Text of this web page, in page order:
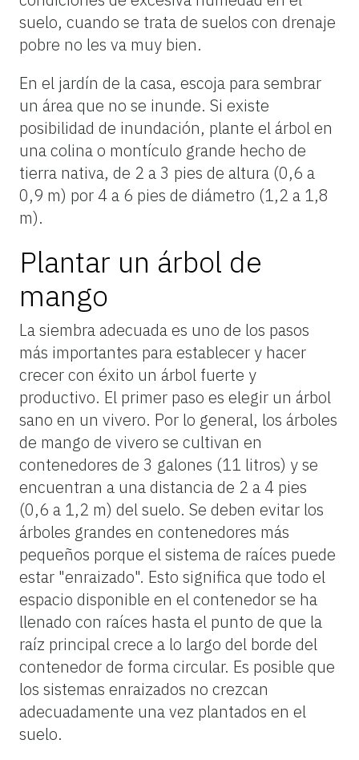
suelo, cuando se trata de suelos con drenaje
pobre no les va muy bien.
En el jardín de la casa, escoja para sembrar
un área que no se inunde. Si existe
posibilidad de inundación, plante el árbol en
una colina o montículo grande hecho de
tierra nativa, de 2 a 3 pies de altura (0,6 a
0,9 m) por 4 a 6 pies de diámetro (1,2 a 1,8
m).
Plantar un árbol de
mango
La siembra adecuada es uno de los pasos
más importantes para establecer y hacer
crecer con éxito un árbol fuerte y
productivo. El primer paso es elegir un árbol
sano en un vivero. Por lo general, los árboles
de mango de vivero se cultivan en
contenedores de 3 galones (11 litros) y se
encuentran a una distancia de 2 a 4 pies
(0,6 a 1,2 m) del suelo. Se deben evitar los
árboles grandes en contenedores más
pequeños porque el sistema de raíces puede
estar "enraizado". Esto significa que todo el
espacio disponible en el contenedor se ha
llenado con raíces hasta el punto de que la
raíz principal crece a lo largo del borde del
contenedor de forma circular. Es posible que
los sistemas enraizados no crezcan
adecuadamente una vez plantados en el
suelo.